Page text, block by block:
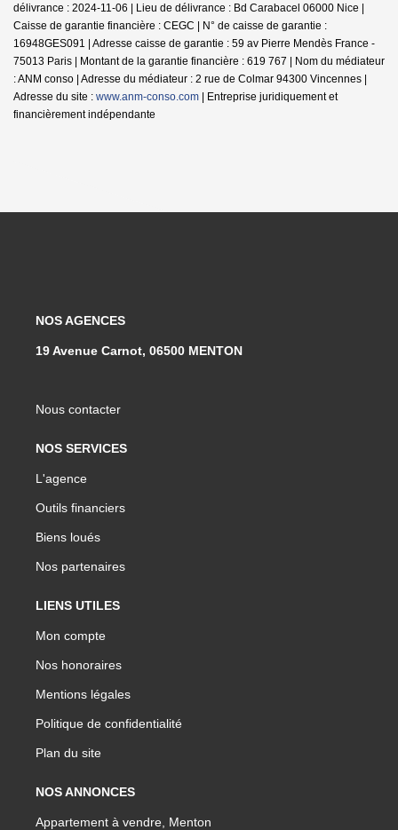
délivrance : 2024-11-06 | Lieu de délivrance : Bd Carabacel 06000 Nice |
Caisse de garantie financière : CEGC | N° de caisse de garantie :
16948GES091 | Adresse caisse de garantie : 59 av Pierre Mendès France -
75013 Paris | Montant de la garantie financière : 619 767 | Nom du médiateur
: ANM conso | Adresse du médiateur : 2 rue de Colmar 94300 Vincennes |
Adresse du site : www.anm-conso.com | Entreprise juridiquement et
financièrement indépendante
NOS AGENCES
19 Avenue Carnot, 06500 MENTON
Nous contacter
NOS SERVICES
L'agence
Outils financiers
Biens loués
Nos partenaires
LIENS UTILES
Mon compte
Nos honoraires
Mentions légales
Politique de confidentialité
Plan du site
NOS ANNONCES
Appartement à vendre, Menton